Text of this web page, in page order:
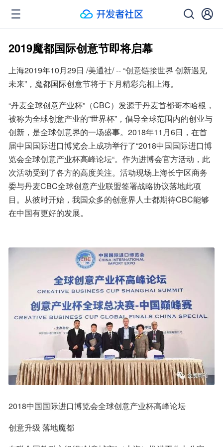
2019魔都国际创意节即将启幕
上海2019年10月29日 /美通社/ -- “创意链接世界 创新遇见
未来”，魔都国际创意节将于下月精彩亮相上海。
“丹麦全球创意产业杯”（CBC）发源于丹麦首都哥本哈根，
被称为全球创意产业的“世界杯”，倡导全球范围内的创业与
创新，是全球创意界的一场盛事。2018年11月6日，在首
届中国国际进口博览会上成功举行了“2018中国国际进口博
览会全球创意产业杯高峰论坛“。作为进博会官方活动，此
次活动受到了各方的高度关注。活动现场上海长宁区商务
委与丹麦CBC全球创意产业联盟签署战略协议落地此项
目。从彼时开始，我国众多的创意界人士都期待CBC能够
在中国有更好的发展。
2018中国国际进口博览会全球创意产业杯高峰论坛
创意升级 落地魔都